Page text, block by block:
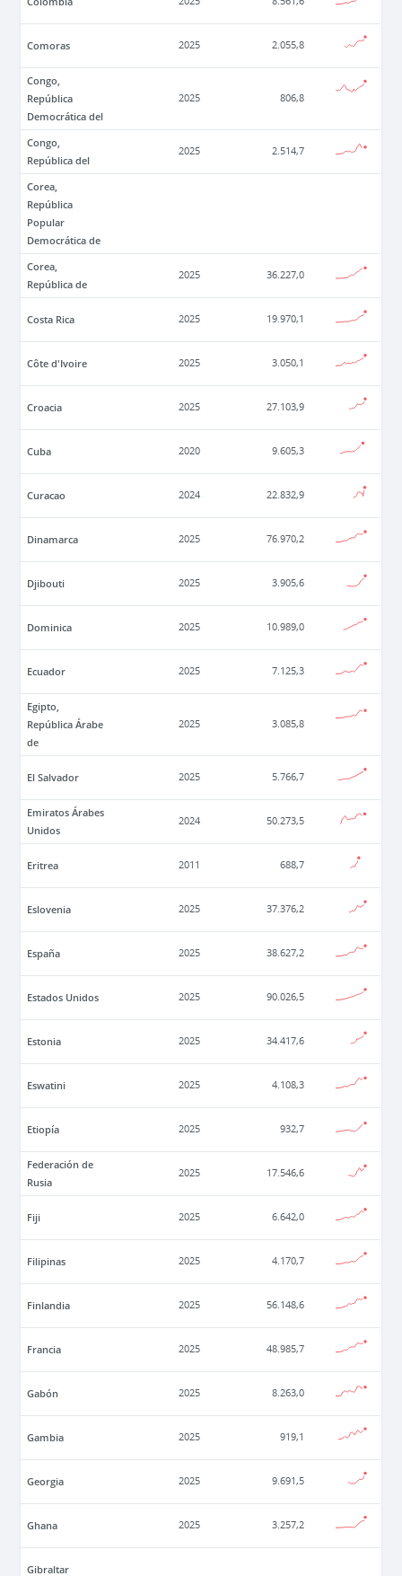
Comoras 2025 2.055,8
Congo,
República
Democrática del
2025 806,8
Congo,
República del
2025 2.514,7
Corea,
República
Popular
Democrática de
Corea,
República de
2025 36.227,0
Costa Rica 2025 19.970,1
Côte d'Ivoire 2025 3.050,1
Croacia 2025 27.103,9
Cuba 2020 9.605,3
Curacao 2024 22.832,9
Dinamarca 2025 76.970,2
Djibouti 2025 3.905,6
Dominica 2025 10.989,0
Ecuador 2025 7.125,3
Egipto,
República Árabe
de
2025 3.085,8
El Salvador 2025 5.766,7
Emiratos Árabes
Unidos
2024 50.273,5
Eritrea 2011 688,7
Eslovenia 2025 37.376,2
España 2025 38.627,2
Estados Unidos 2025 90.026,5
Estonia 2025 34.417,6
Eswatini 2025 4.108,3
Etiopía 2025 932,7
Federación de
Rusia
2025 17.546,6
Fiji 2025 6.642,0
Filipinas 2025 4.170,7
Finlandia 2025 56.148,6
Francia 2025 48.985,7
Gabón 2025 8.263,0
Gambia 2025 919,1
Georgia 2025 9.691,5
Ghana 2025 3.257,2
Gibraltar